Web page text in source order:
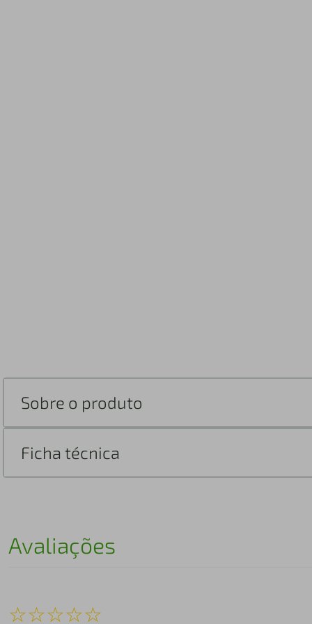
Sobre o produto
Ficha técnica
Avaliações
☆☆☆☆☆